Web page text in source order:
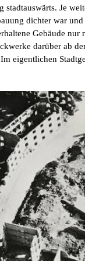
Je
dichter war
Gebäude nur
darüber ab
eigentlichen